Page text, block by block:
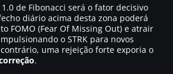
de Fibonacci será o fator decisivo
diário acima desta zona poderá
FOMO (Fear Of Missing Out) e atrair
o STRK para novos
uma rejeição forte exporia o
.